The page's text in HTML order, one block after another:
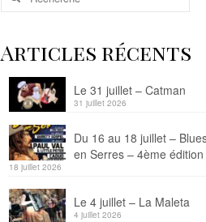
Articles récents
Le 31 juillet – Catman
31 juillet 2026
Du 16 au 18 juillet –
en Serres – 4ème édition
18 juillet 2026
Le 4 juillet – La Maleta
4 juillet 2026